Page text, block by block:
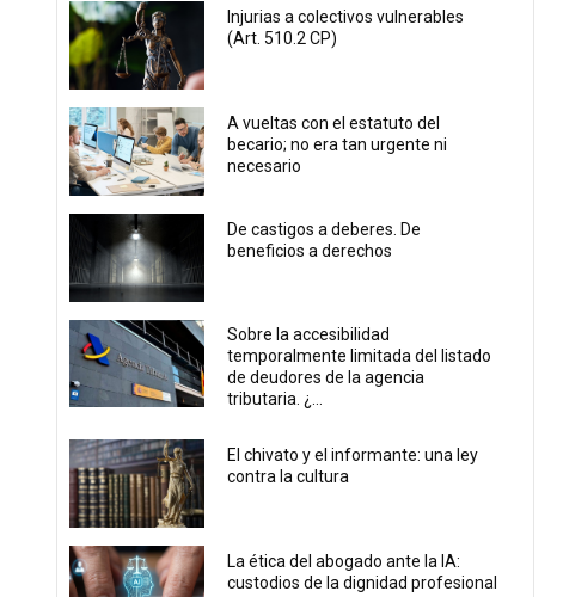
Injurias a colectivos vulnerables
(Art. 510.2 CP)
A vueltas con el estatuto del
becario; no era tan urgente ni
necesario
De castigos a deberes. De
beneficios a derechos
Sobre la accesibilidad
temporalmente limitada del listado
de deudores de la agencia
tributaria. ¿...
El chivato y el informante: una ley
contra la cultura
La ética del abogado ante la IA:
custodios de la dignidad profesional